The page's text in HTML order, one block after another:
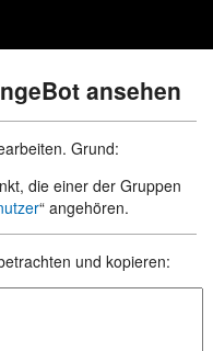
ansehen
Grund:
die einer der Gruppen
“ angehören.
und kopieren: